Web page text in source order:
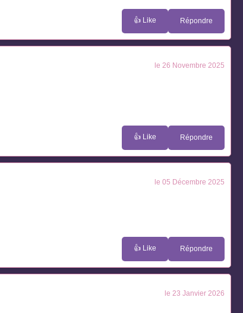
👍 Like Répondre
le 26 Novembre 2025
👍 Like Répondre
le 05 Décembre 2025
👍 Like Répondre
le 23 Janvier 2026